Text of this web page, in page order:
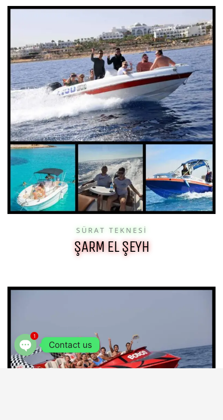
SÜRAT TEKNESI
ŞARM EL ŞEYH
Contact us
OPEN
CHATY
1